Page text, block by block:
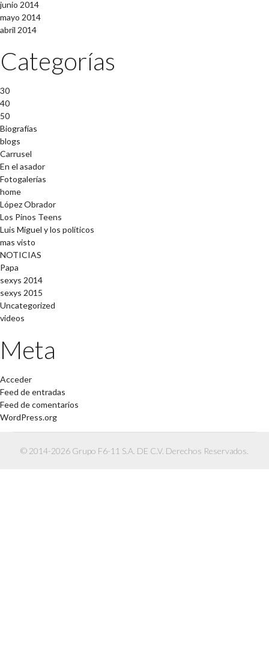
junio 2014
mayo 2014
abril 2014
Categorías
30
40
50
Biografías
blogs
Carrusel
En el asador
Fotogalerías
home
López Obrador
Los Pinos Teens
Luis Miguel y los políticos
mas visto
NOTICIAS
Papa
sexys 2014
sexys 2015
Uncategorized
videos
Meta
Acceder
Feed de entradas
Feed de comentarios
WordPress.org
© 2014-2026 Grupo F6-11 S.A. DE C.V. Derechos Reservados.